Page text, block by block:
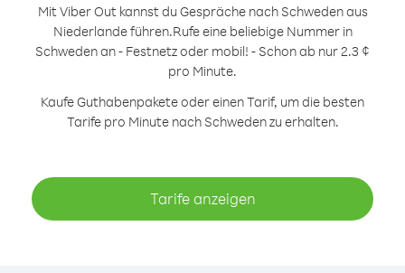
Mit Viber Out kannst du Gespräche nach Schweden aus
Niederlande führen.Rufe eine beliebige Nummer in
Schweden an - Festnetz oder mobil! - Schon ab nur 2.3 ¢
pro Minute.
Kaufe Guthabenpakete oder einen Tarif, um die besten
Tarife pro Minute nach Schweden zu erhalten.
Tarife anzeigen